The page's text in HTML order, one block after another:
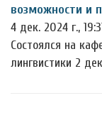
возможности и
4 дек. 2024 г.,
Состоялся на
лингвистики 2